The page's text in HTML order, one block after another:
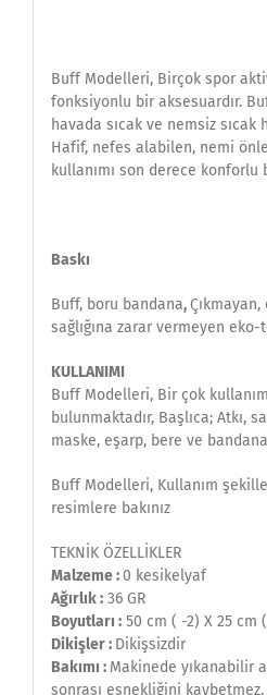
Buff Modelleri, Birçok spor
fonksiyonlu bir aksesuardır.
havada sıcak ve nemsiz
Hafif, nefes alabilen, nemi
kullanımı son derece konforlu
Baskı
Buff, boru bandana,
sağlığına zarar vermeyen
KULLANIMI
Buff Modelleri, Bir çok
bulunmaktadır, Başlıca; Atkı,
maske, eşarp, bere ve
Buff Modelleri, Kullanım
resimlere bakınız
TEKNİK ÖZELLİKLER
Malzeme :0 kesikelyaf
Ağırlık :36 GR
Boyutları :50 cm ( -2) X 25 cm
Dikişler : Dikişsizdir
Bakımı : Makinede yıkanabilir
sonrası esnekliğini kaybetmez.